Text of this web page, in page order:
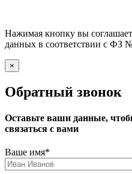
Нажимая кнопку вы
данных в соответствии с ФЗ
×
Обратный звонок
Оставьте ваши данные,
связаться с вами
Ваше имя*